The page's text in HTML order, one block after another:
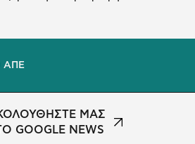
ΑΠΕ
ΜΑΣ
GOOGLE NEWS